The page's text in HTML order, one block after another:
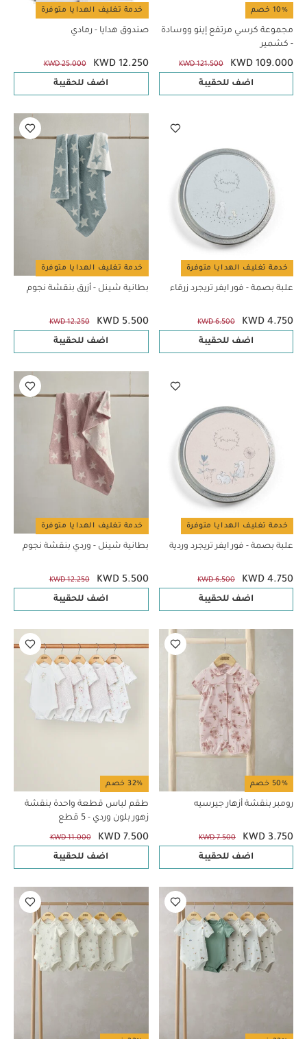
10% خصم
مجموعة كرسي مرتفع إينو ووسادة
- كشمير
KWD 109.000
KWD 121.500
اضف للحقيبة
خدمة تغليف الهدايا متوفرة
صندوق هدايا - رمادي
KWD 12.250
KWD 25.000
اضف للحقيبة
خدمة تغليف الهدايا متوفرة
علبة بصمة - فور ايفر تريجرد زرقاء
KWD 4.750
KWD 6.500
اضف للحقيبة
خدمة تغليف الهدايا متوفرة
بطانية شينل - أزرق بنقشة نجوم
KWD 5.500
KWD 12.250
اضف للحقيبة
خدمة تغليف الهدايا متوفرة
علبة بصمة - فور ايفر تريجرد وردية
KWD 4.750
KWD 6.500
اضف للحقيبة
خدمة تغليف الهدايا متوفرة
بطانية شينل - وردي بنقشة نجوم
KWD 5.500
KWD 12.250
اضف للحقيبة
50% خصم
رومبر بنقشة أزهار جيرسيه
KWD 3.750
KWD 7.500
اضف للحقيبة
32% خصم
طقم لباس قطعة واحدة بنقشة
زهور بلون وردي - 5 قطع
KWD 7.500
KWD 11.000
اضف للحقيبة